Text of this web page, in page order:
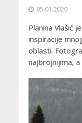
05.01.2020
Planina Vlašić
inspiracije
oblasti.
najbrojnijima,